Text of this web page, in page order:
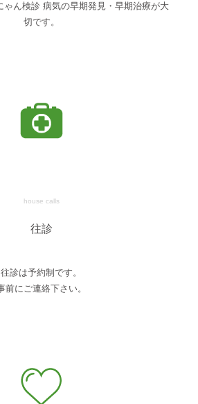
ゃん検診 病気の早期発見・早期治療が大
切です。
house calls
往診
往診は予約制です。
前にご連絡下さい。